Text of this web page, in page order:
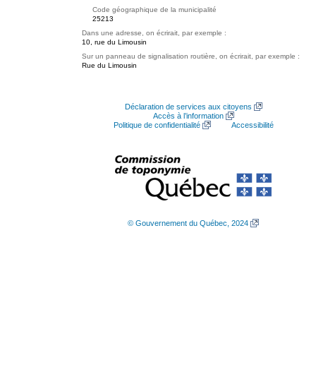
Code géographique de la municipalité
25213
Dans une adresse, on écrirait, par exemple :
10, rue du Limousin
Sur un panneau de signalisation routière, on écrirait, par exemple :
Rue du Limousin
Déclaration de services aux citoyens
Accès à l’information
Politique de confidentialité
Accessibilité
© Gouvernement du Québec, 2024